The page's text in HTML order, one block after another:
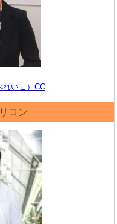
れいこ）CC
コン